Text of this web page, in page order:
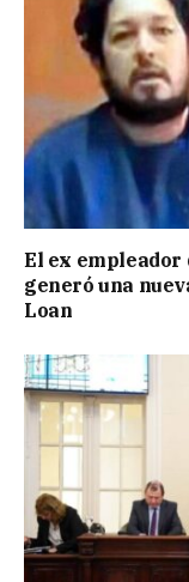
El ex empleador
generó una
Loan